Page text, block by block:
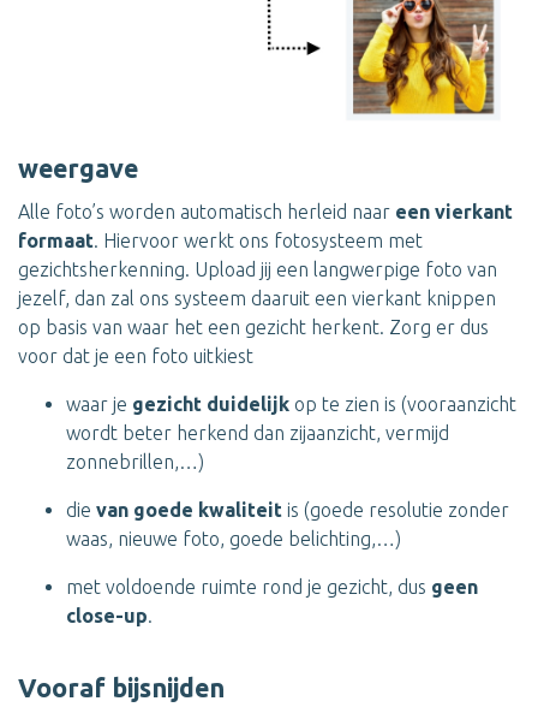
weergave
Alle foto’s worden automatisch herleid naar een vierkant
formaat. Hiervoor werkt ons fotosysteem met
gezichtsherkenning. Upload jij een langwerpige foto van
jezelf, dan zal ons systeem daaruit een vierkant knippen
op basis van waar het een gezicht herkent. Zorg er dus
voor dat je een foto uitkiest
waar je gezicht duidelijk op te zien is (vooraanzicht
wordt beter herkend dan zijaanzicht, vermijd
zonnebrillen,…)
die van goede kwaliteit is (goede resolutie zonder
waas, nieuwe foto, goede belichting,…)
met voldoende ruimte rond je gezicht, dus geen
close-up.
Vooraf bijsnijden